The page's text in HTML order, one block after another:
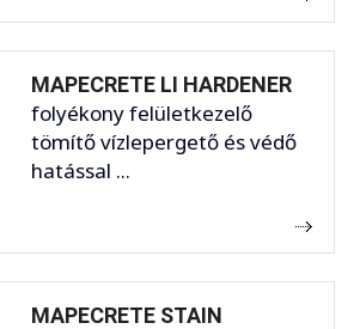
MAPECRETE LI HARDENER
folyékony felületkezelő
tömítő vízlepergető és védő
hatással ...
MAPECRETE STAIN